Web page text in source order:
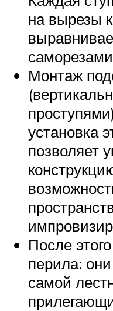
на вырезы
саморезами
Монтаж
установка
позволяет
После
перила:
самой